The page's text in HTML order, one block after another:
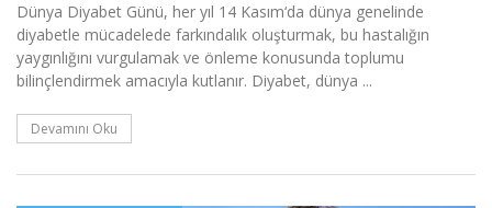
Dünya Diyabet Günü, her yıl 14 Kasım‘da dünya genelinde
diyabetle mücadelede farkındalık oluşturmak, bu hastalığın
yaygınlığını vurgulamak ve önleme konusunda toplumu
bilinçlendirmek amacıyla kutlanır. Diyabet, dünya ...
Devamını Oku